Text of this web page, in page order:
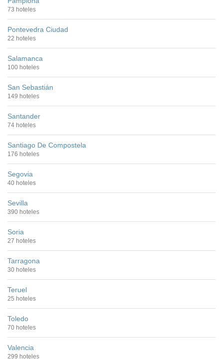
73 hoteles
Pontevedra Ciudad
22 hoteles
Salamanca
100 hoteles
San Sebastián
149 hoteles
Santander
74 hoteles
Santiago De Compostela
176 hoteles
Segovia
40 hoteles
Sevilla
390 hoteles
Soria
27 hoteles
Tarragona
30 hoteles
Teruel
25 hoteles
Toledo
70 hoteles
Valencia
299 hoteles